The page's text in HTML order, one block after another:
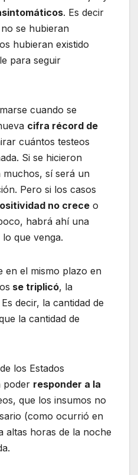
. Es decir
se hubieran
hubieran existido
para seguir
cuando se
cifra récord de
cuántos testeos
Si se hicieron
sí será un
Pero si los casos
no crece o
habrá ahí una
que venga.
en el mismo plazo en
se triplicó, la
Es decir, la cantidad de
la cantidad de
los Estados
poder responder a la
que los insumos no
(como ocurrió en
altas horas de la noche